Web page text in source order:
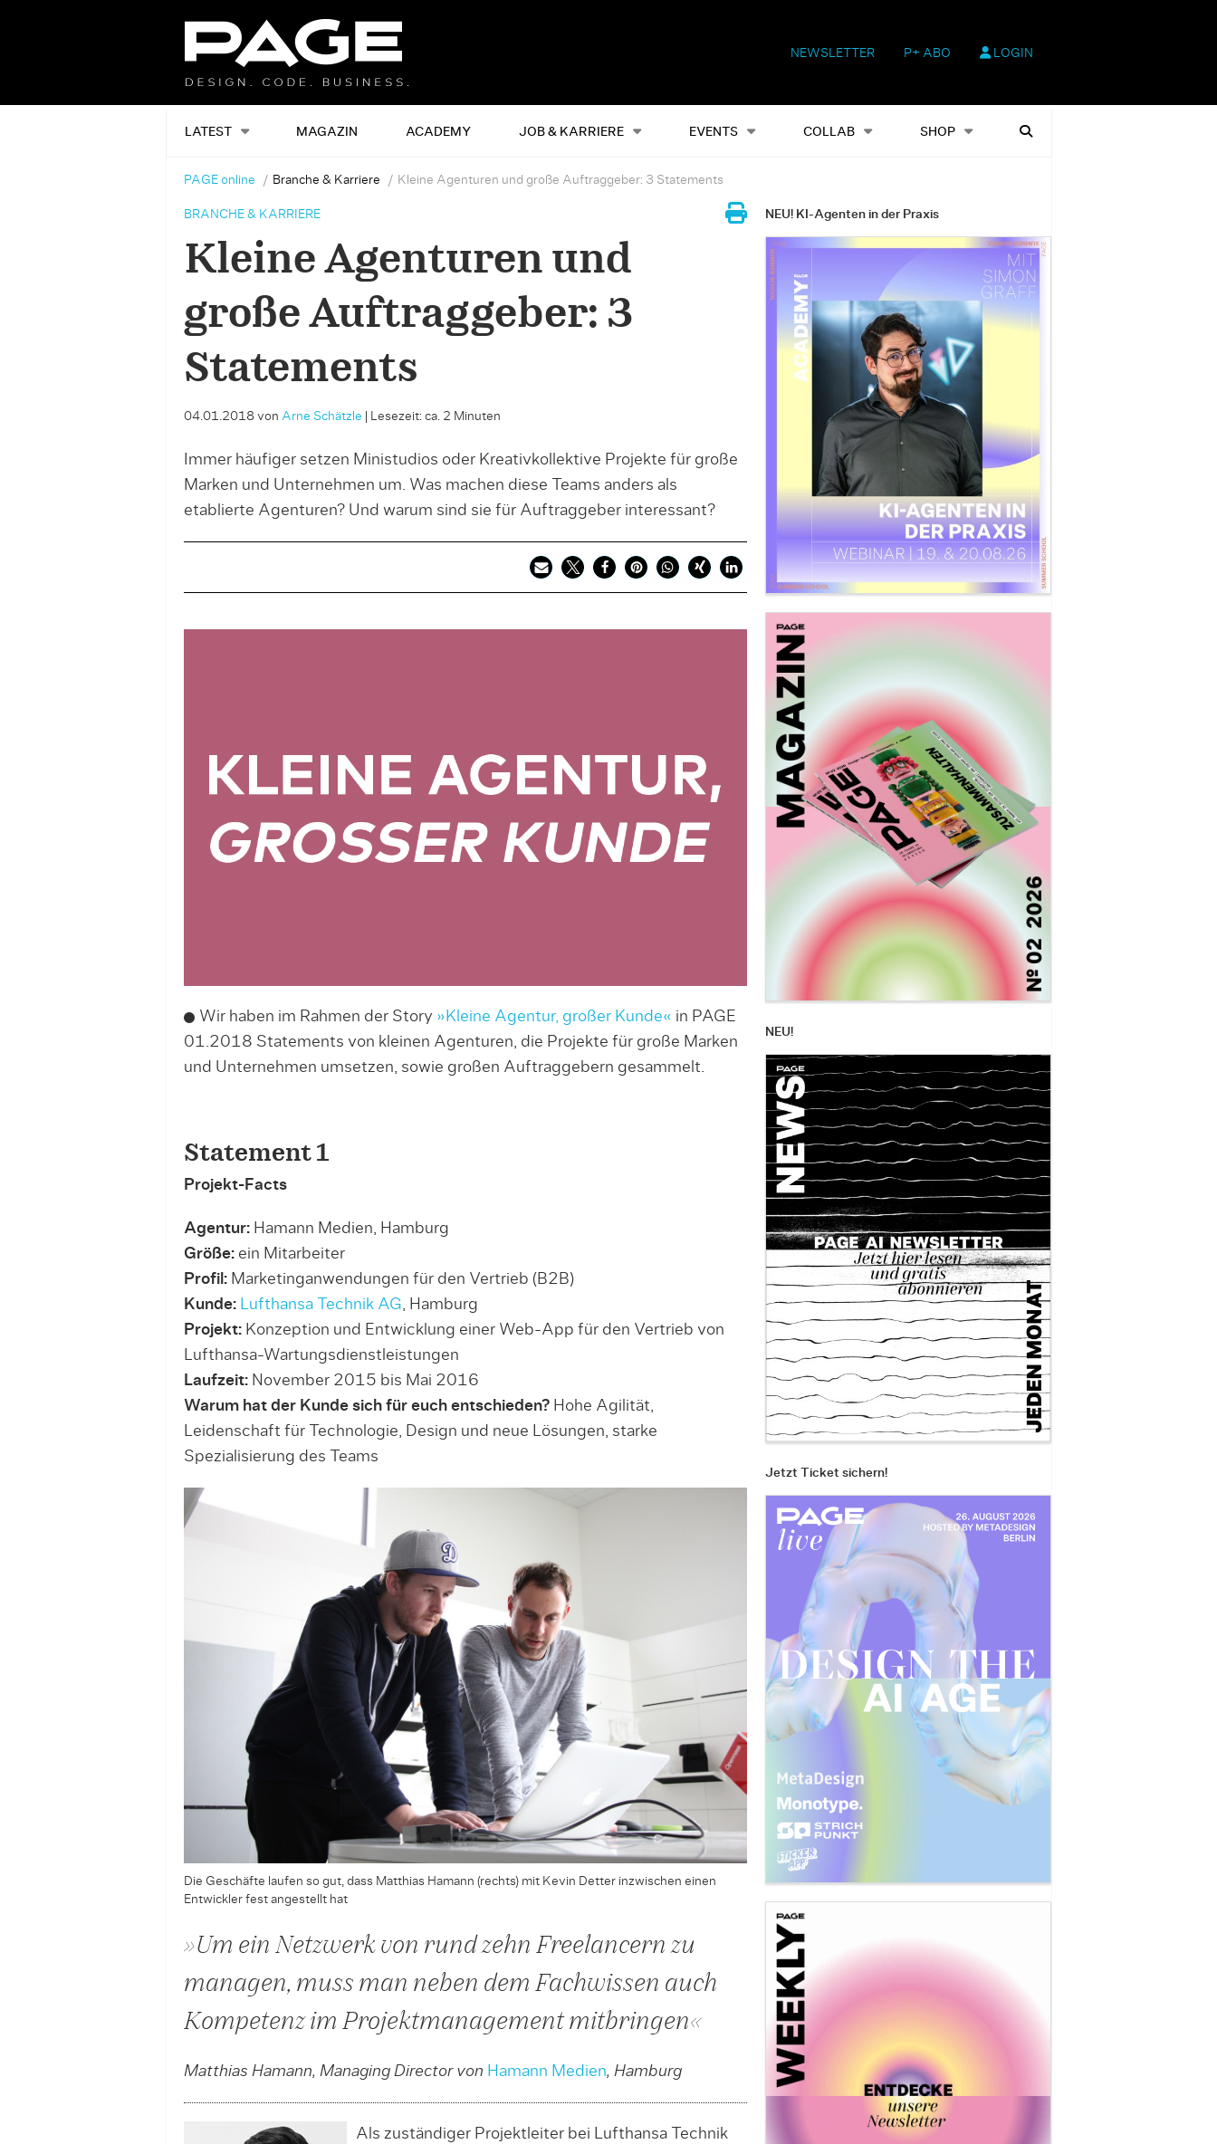
NEWSLETTER P+ ABO LOGIN
LATEST MAGAZIN ACADEMY JOB & KARRIERE EVENTS COLLAB SHOP
Alles Events Shop Heftausgaben Suchen
PAGE online Branche & Karriere Kleine Agenturen und große Auftraggeber: 3 Statements
BRANCHE & KARRIERE
Kleine Agenturen und
große Auftraggeber: 3
Statements
04.01.2018 von Arne Schätzle Lesezeit: ca. 2 Minuten
Immer häufiger setzen Ministudios oder Kreativkollektive Projekte für große
Marken und Unternehmen um. Was machen diese Teams anders als
etablierte Agenturen? Und warum sind sie für Auftraggeber interessant?
Wir haben im Rahmen der Story »Kleine Agentur, großer Kunde« in PAGE
01.2018 Statements von kleinen Agenturen, die Projekte für große Marken
und Unternehmen umsetzen, sowie großen Auftraggebern gesammelt.
Statement 1
Projekt-Facts
Agentur:Hamann Medien, Hamburg
Größe:ein Mitarbeiter
Profil:Marketinganwendungen für den Vertrieb (B2B)
Kunde: Lufthansa Technik AG, Hamburg
Projekt:Konzeption und Entwicklung einer Web-App für den Vertrieb von
Lufthansa-Wartungsdienst­leistungen
Laufzeit:November 2015 bis Mai 2016
Warum hat der Kunde sich für euch entschieden?Hohe Agilität,
Leidenschaft für Technologie, Design und neue Lösungen, starke
Spezialisierung des Teams
Die Geschäfte laufen so gut, dass Matthias Hamann (rechts) mit Kevin Detter inzwischen einen
Entwickler fest angestellt hat
»Um ein Netzwerk von rund zehn Freelancern zu
managen, muss man neben dem Fachwissen auch
Kompetenz im Projektmanagement mitbringen«
Matthias Hamann, Managing Director von Hamann Medien, Hamburg
Als zuständiger Projektleiter bei Lufthansa Technik
NEU! KI-Agenten in der Praxis
NEU!
Jetzt Ticket sichern!